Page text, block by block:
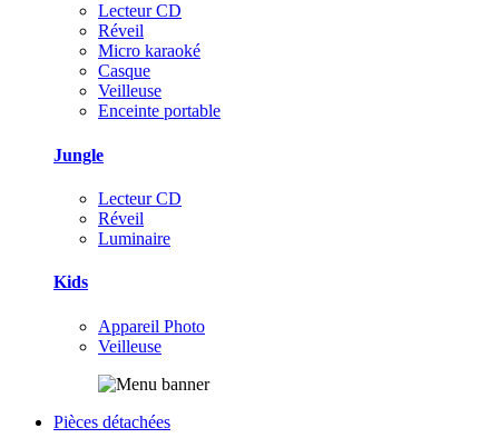
Lecteur CD
Réveil
Micro karaoké
Casque
Veilleuse
Enceinte portable
Jungle
Lecteur CD
Réveil
Luminaire
Kids
Appareil Photo
Veilleuse
Pièces détachées